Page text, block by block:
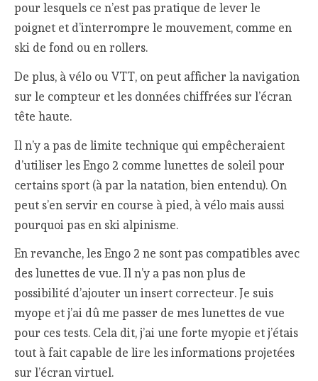
pour lesquels ce n’est pas pratique de lever le
poignet et d’interrompre le mouvement, comme en
ski de fond ou en rollers.
De plus, à vélo ou VTT, on peut afficher la navigation
sur le compteur et les données chiffrées sur l’écran
tête haute.
Il n’y a pas de limite technique qui empêcheraient
d’utiliser les Engo 2 comme lunettes de soleil pour
certains sport (à par la natation, bien entendu). On
peut s’en servir en course à pied, à vélo mais aussi
pourquoi pas en ski alpinisme.
En revanche, les Engo 2 ne sont pas compatibles avec
des lunettes de vue. Il n’y a pas non plus de
possibilité d’ajouter un insert correcteur. Je suis
myope et j’ai dû me passer de mes lunettes de vue
pour ces tests. Cela dit, j’ai une forte myopie et j’étais
tout à fait capable de lire les informations projetées
sur l’écran virtuel.